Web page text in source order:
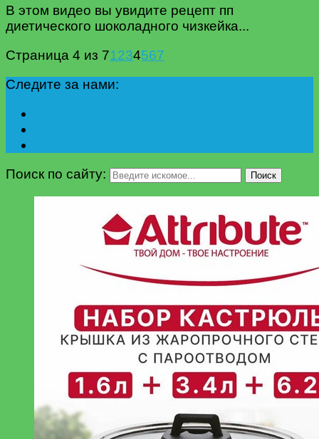
В этом видео вы увидите рецепт пп
диетического шоколадного чизкейка...
Страница 4 из 71234567
Следите за нами:
Поиск по сайту: Поиск